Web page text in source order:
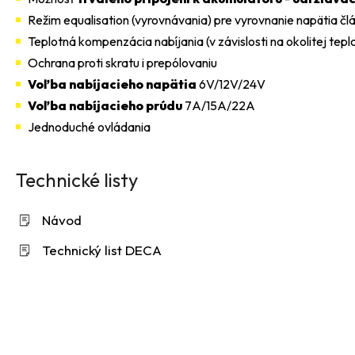
Režim equalisation (vyrovnávania) pre vyrovnanie napätia
Teplotná kompenzácia nabíjania (v závislosti na okolitej
Ochrana proti skratu i prepólovaniu
Voľba nabíjacieho napätia 6V/12V/24V
Voľba nabíjacieho prúdu 7A/15A/22A
Jednoduché ovládania
Technické listy
Návod
Technický list DECA